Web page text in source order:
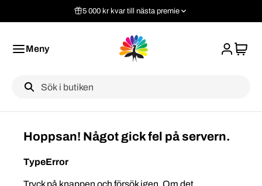
5 000 kr kvar till nästa premie
Meny
Label
Hoppsan! Något gick fel på servern.
TypeError
Tryck på knappen och försök igen. Om det